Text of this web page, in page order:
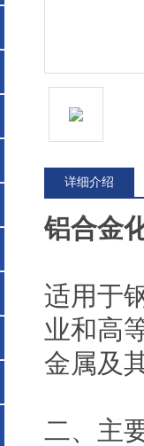
详细介绍
铝合金
适用于
业和高
金属及
二、主